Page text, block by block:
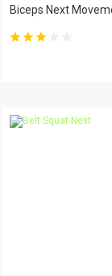
Biceps Next